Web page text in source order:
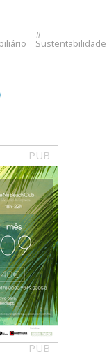
Sustentabilidade
PUB
PUB